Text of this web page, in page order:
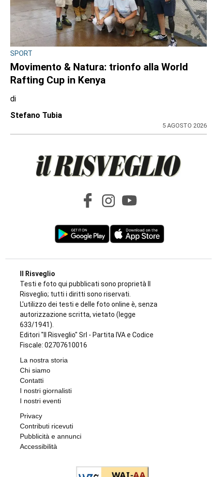
di
Stefano Tubia
6 AGOSTO 2026
Drammi sventati a Cuorgnè e Ciriè: la
17enne e un anziano
FARMACIE DI TURNO
Farmacie di turno
Elisa